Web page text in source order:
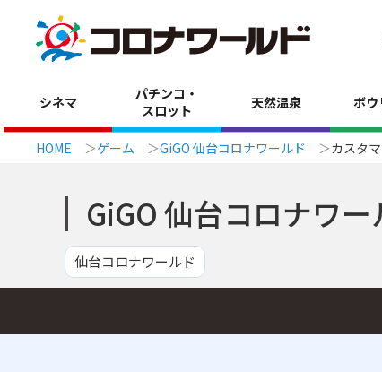
シネマ
パチンコ・
スロット
天然温泉 ボウ
HOME ゲーム GiGO 仙台コロナワールド カスタ
GiGO 仙台コロナワー
仙台コロナワールド